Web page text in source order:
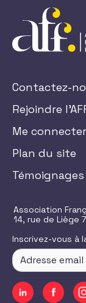
Contactez-
Rejoindre
Me connecter
Plan du site
Témoignages
Association
14, rue de Liège
Inscrivez-vous à